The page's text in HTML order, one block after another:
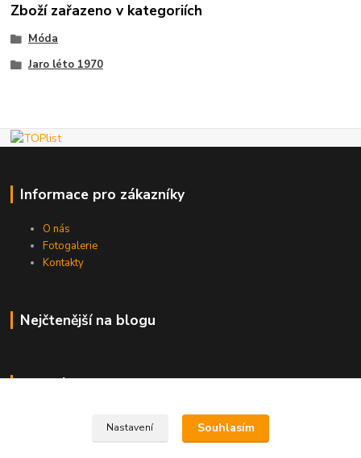
Zboží zařazeno v kategoriích
Móda
Jaro léto 1970
Informace pro zákazníky
O nás
Fotogalerie
Kontakty
Nejčtenější na blogu
Kde nás najdete
Nastavení Souhlasím